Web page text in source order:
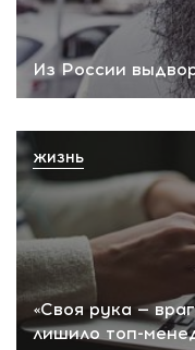
Из России
«Своя рука —
лишило топ-
ЖИЗНЬ